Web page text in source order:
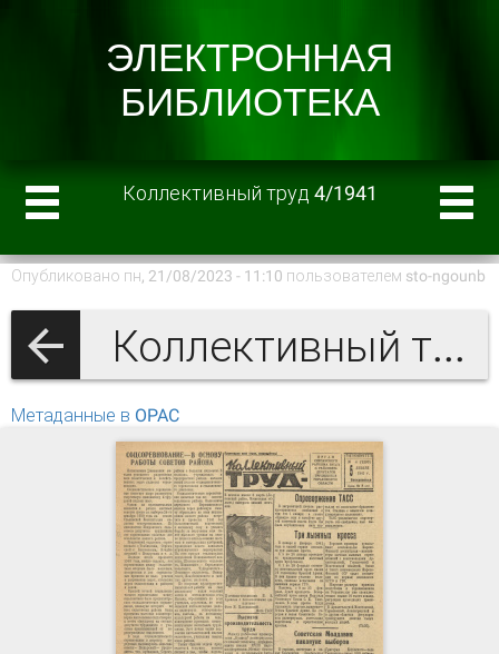
Коллективный труд 4/1941
Опубликовано пн, 21/08/2023 - 11:10 пользователем sto-ngounb
Коллективный труд 1941 г.
Метаданные в OPAC